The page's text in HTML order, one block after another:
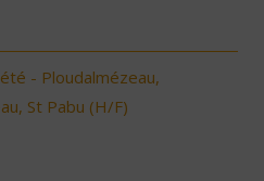
- Ploudalmézeau,
St Pabu (H/F)